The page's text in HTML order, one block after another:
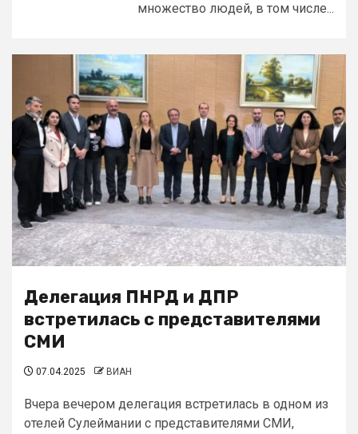
множество людей, в том числе...
Делегация ПНРД и ДПР
встретилась с представителями
СМИ
07.04.2025 ВИАН
Вчера вечером делегация встретилась в одном из
отелей Сулеймании с представителями СМИ,